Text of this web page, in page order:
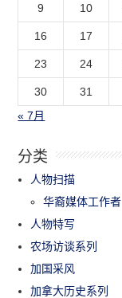
9 10
16 17
23 24
30
31
« 7月
分类
人物扫描
华裔媒体工作者
人物特写
农场访谈系列
加国采风
加拿大历史系列